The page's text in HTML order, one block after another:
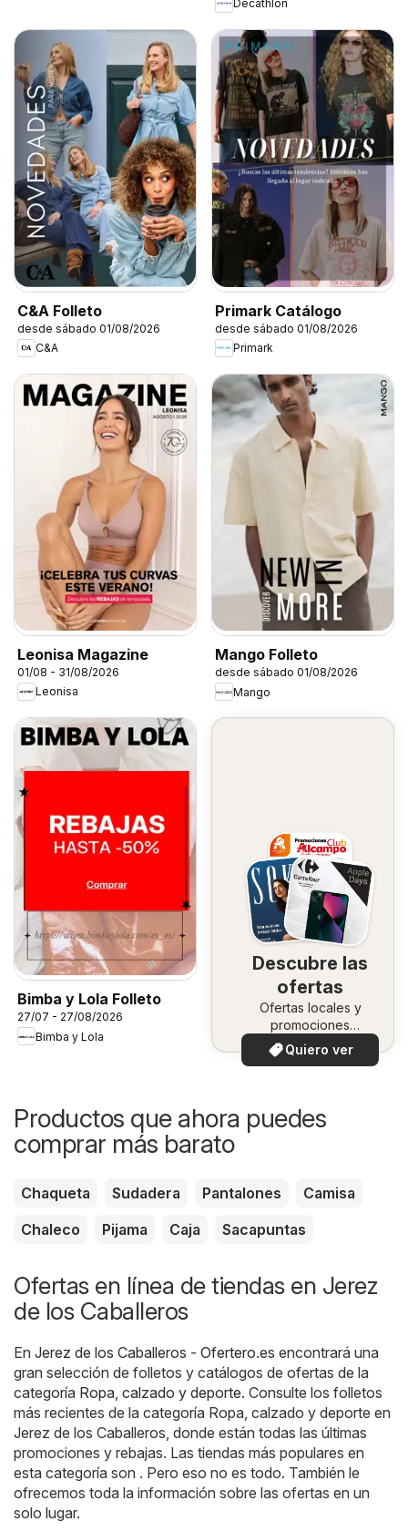
Decathlon
C&A Folleto
desde sábado 01/08/2026
C&A
Primark Catálogo
desde sábado 01/08/2026
Primark
Leonisa Magazine
01/08 - 31/08/2026
Leonisa
Mango Folleto
desde sábado 01/08/2026
Mango
Bimba y Lola Folleto
27/07 - 27/08/2026
Bimba y Lola
Descubre las
ofertas
Ofertas locales y
promociones
especiales.
Quiero ver
Productos que ahora puedes
comprar más barato
Chaqueta Sudadera Pantalones
Camisa
Chaleco
Pijama Caja Sacapuntas
Ofertas en línea de tiendas en Jerez
de los Caballeros
En Jerez de los Caballeros - Ofertero.es encontrará una
gran selección de folletos y catálogos de ofertas de la
categoría Ropa, calzado y deporte. Consulte los folletos
más recientes de la categoría Ropa, calzado y deporte en
Jerez de los Caballeros, donde están todas las últimas
promociones y rebajas. Las tiendas más populares en
esta categoría son . Pero eso no es todo. También le
ofrecemos toda la información sobre las ofertas en un
solo lugar.